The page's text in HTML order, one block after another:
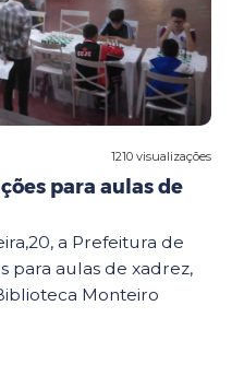
1210 visualizações
para aulas de
a Prefeitura de
para aulas de xadrez,
Monteiro